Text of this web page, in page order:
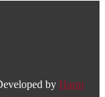
by Harm